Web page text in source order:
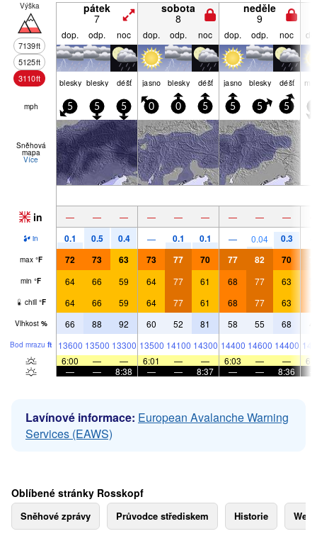
Výška
7139ft
5125ft
3110ft
pátek
7
sobota
8
neděle
9
dop. odp. noc dop. odp. noc dop. odp. noc
blesky blesky déšť jasno blesky déšť jasno blesky déšť
mph 5 5 5 0 0 5 5 5 5
Sněhová
mapa
Více
in — — — — — — — — —
in 0.1 0.5 0.4 — 0.1 0.1 — 0.04 0.3
max °F 72 73 63 73 77 70 77 82 70
min °F 64 66 59 64 77 61 68 77 63
chill °F 64 66 59 64 77 61 68 77 63
Vlhkost % 66 88 92 60 52 81 58 55 68
Bod mrazu ft 13600 13500 13300 13500 14100 14300 14400 14600 14400
6:00
— — 6:01 — — 6:03 — —
—
— 8:38 — — 8:37 — — 8:36
Lavínové informace: European Avalanche Warning
Services (EAWS)
Oblíbené stránky Rosskopf
Sněhové zprávy Průvodce střediskem Historie